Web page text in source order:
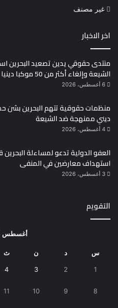
غير مصنف
اخر الاخبار
منتدى حقوقي يدين تصعيد البحرين
الشيعة وإلغاء أكثر من 50 موكبا دينيا
6 أغسطس، 2026
منظمات حقوقية تتهم البحرين بشن
ديني ممنهجة ضد الشيعة
4 أغسطس، 2026
العفو الدولية تدعو لمساءلة البحرين
استهداف معارضين في المنفى
3 أغسطس، 2026
التقويم
أغسطس 2026
س د ن ث
1
2
3
4
8
9
10
11